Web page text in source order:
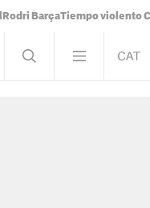
Rodri BarçaTiempo violento